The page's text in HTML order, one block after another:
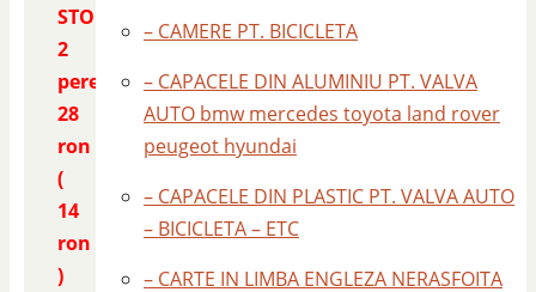
STOC
2
perechi
28
ron
(
14
ron
)
– CAMERE PT. BICICLETA
– CAPACELE DIN ALUMINIU PT. VALVA
AUTO bmw mercedes toyota land rover
peugeot hyundai
– CAPACELE DIN PLASTIC PT. VALVA AUTO
– BICICLETA – ETC
– CARTE IN LIMBA ENGLEZA NERASFOITA